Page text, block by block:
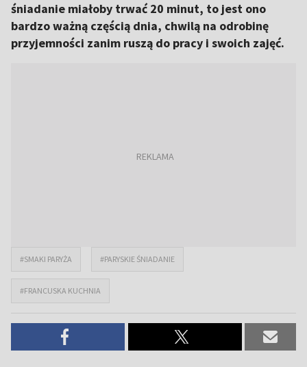
śniadanie miałoby trwać 20 minut, to jest ono
bardzo ważną częścią dnia, chwilą na odrobinę
przyjemności zanim ruszą do pracy i swoich zajęć.
#SMAKI PARYŻA #PARYSKIE ŚNIADANIE
#FRANCUSKA KUCHNIA